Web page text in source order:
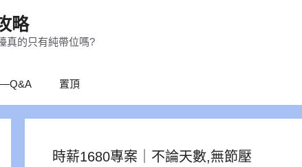
略
真的只有純帶位嗎?
置頂
時薪1680專案｜不論天數,無節壓